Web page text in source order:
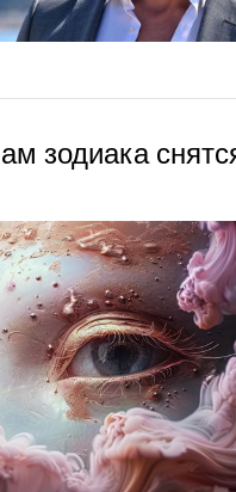
зодиака